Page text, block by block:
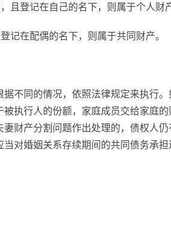
且登记在自己的名下，则属于个人财
记在配偶的名下，则属于共同财产。
不同的情况，依照法律规定来执行
执行人的份额，家庭成员交给家庭
财产分割问题作出处理的，债权人
对婚姻关系存续期间的共同债务承担